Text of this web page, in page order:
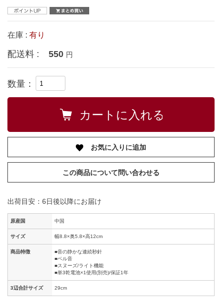
在庫 : 有り
配送料 : 550 円
数量：
お気に入りに追加
この商品について問い合わせる
出荷目安：6日後以降にお届け
原産国 中国
サイズ 幅8.8×奥5.8×高12cm
商品特徴
■音の静かな連続秒針
■ベル音
■スヌーズ/ライト機能
■単3乾電池×1使用(別売)/保証1年
3辺合計サイズ 29cm